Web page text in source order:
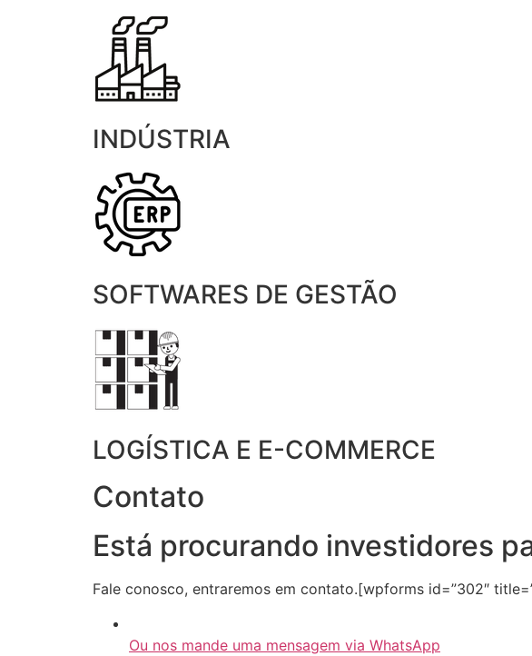
INDÚSTRIA
SOFTWARES DE GESTÃO
LOGÍSTICA E E-COMMERCE
Contato
Está procurando investidores
Fale conosco, entraremos em contato.[wpforms id=”302″
Ou nos mande uma mensagem via WhatsApp